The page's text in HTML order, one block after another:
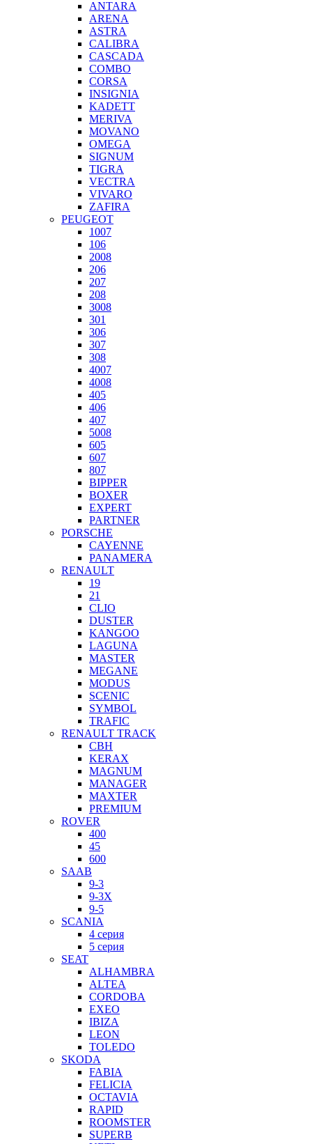
ANTARA
ARENA
ASTRA
CALIBRA
CASCADA
COMBO
CORSA
INSIGNIA
KADETT
MERIVA
MOVANO
OMEGA
SIGNUM
TIGRA
VECTRA
VIVARO
ZAFIRA
PEUGEOT
1007
106
2008
206
207
208
3008
301
306
307
308
4007
4008
405
406
407
5008
605
607
807
BIPPER
BOXER
EXPERT
PARTNER
PORSCHE
CAYENNE
PANAMERA
RENAULT
19
21
CLIO
DUSTER
KANGOO
LAGUNA
MASTER
MEGANE
MODUS
SCENIC
SYMBOL
TRAFIC
RENAULT TRACK
CBH
KERAX
MAGNUM
MANAGER
MAXTER
PREMIUM
ROVER
400
45
600
SAAB
9-3
9-3X
9-5
SCANIA
4 серия
5 серия
SEAT
ALHAMBRA
ALTEA
CORDOBA
EXEO
IBIZA
LEON
TOLEDO
SKODA
FABIA
FELICIA
OCTAVIA
RAPID
ROOMSTER
SUPERB